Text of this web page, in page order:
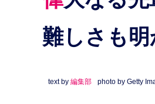
難しさも明
text by 編集部 photo by Getty